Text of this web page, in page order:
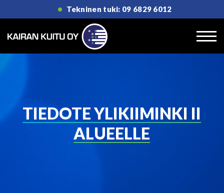
Tekninen tuki: 09 6829 6012
TIEDOTE YLIKIIMINKI II
ALUEELLE